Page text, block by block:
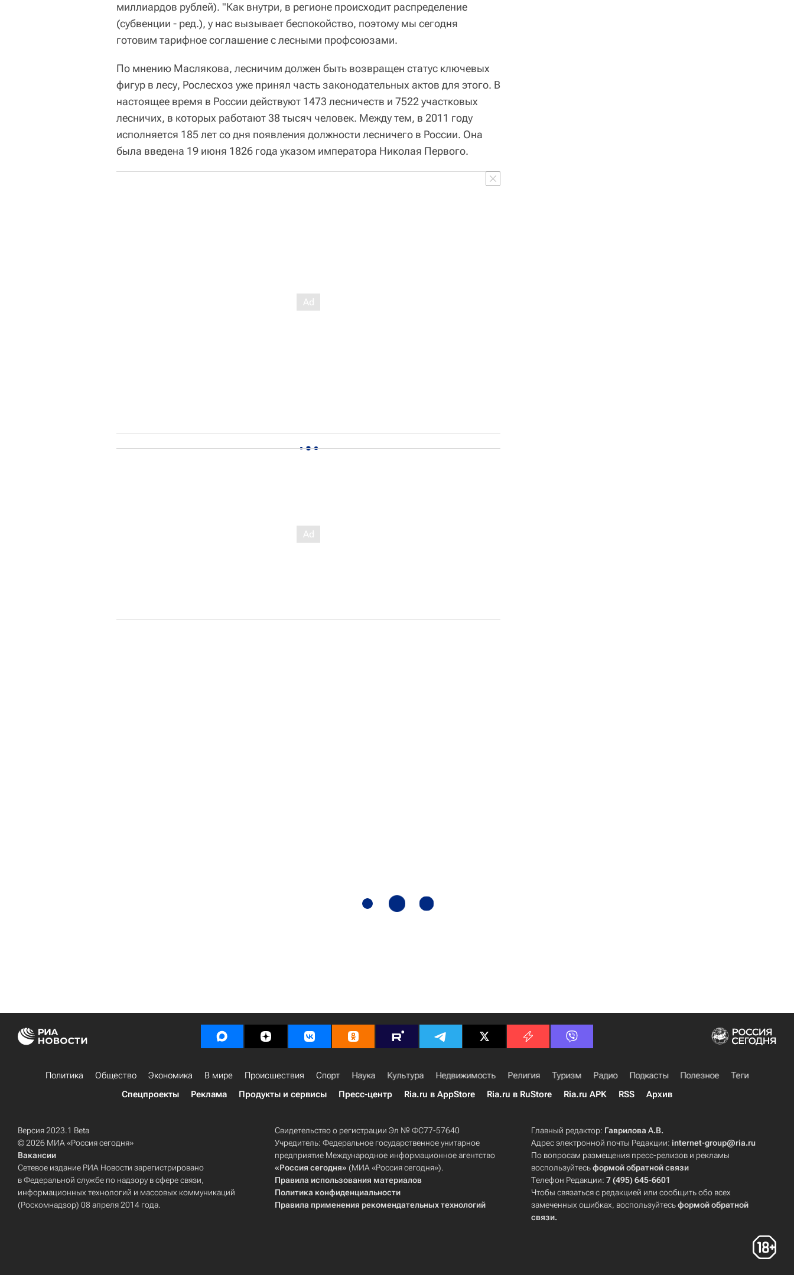
миллиардов рублей). "Как внутри, в регионе происходит распределение
(субвенции - ред.), у нас вызывает беспокойство, поэтому мы сегодня
готовим тарифное соглашение с лесными профсоюзами.
По мнению Маслякова, лесничим должен быть возвращен статус ключевых
фигур в лесу, Рослесхоз уже принял часть законодательных актов для этого. В
настоящее время в России действуют 1473 лесничеств и 7522 участковых
лесничих, в которых работают 38 тысяч человек. Между тем, в 2011 году
исполняется 185 лет со дня появления должности лесничего в России. Она
была введена 19 июня 1826 года указом императора Николая Первого.
Политика Общество Экономика В мире Происшествия Спорт Наука Культура Недвижимость Религия Туризм Радио Подкасты Полезное
Теги
Спецпроекты
Реклама Продукты и сервисы Пресс-центр Ria.ru в AppStore Ria.ru в RuStore Ria.ru APK RSS Архив
Версия 2023.1 Beta
© 2026 МИА «Россия сегодня»
Вакансии
Сетевое издание РИА Новости зарегистрировано
в Федеральной службе по надзору в сфере связи,
информационных технологий и массовых коммуникаций
(Роскомнадзор) 08 апреля 2014 года.
Свидетельство о регистрации Эл № ФС77-57640
Учредитель: Федеральное государственное унитарное
предприятие Международное информационное агентство
«Россия сегодня» (МИА «Россия сегодня»).
Правила использования материалов
Политика конфиденциальности
Правила применения рекомендательных технологий
Главный редактор: Гаврилова А.В.
Адрес электронной почты Редакции:internet-group@ria.ru
По вопросам размещения пресс-релизов и рекламы
воспользуйтесьформой обратной связи
Телефон Редакции:7 (495) 645-6601
Чтобы связаться с редакцией или сообщить обо всех
замеченных ошибках, воспользуйтесьформой обратной
связи.